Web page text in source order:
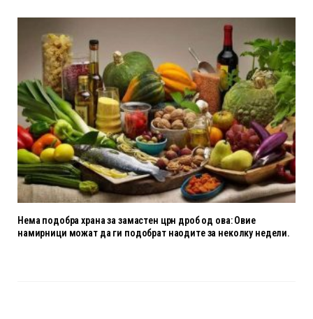
Нема подобра храна за замастен црн дроб од ова: Овие
намирници можат да ги подобрат наодите за неколку недели.